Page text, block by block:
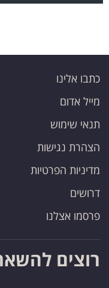
כתבו אלינו
מייל אדום
תנאי שימוש
הצהרת נגישות
מדיניות הפרטיות
דרושים
פרסמו אצלנו
רוצים